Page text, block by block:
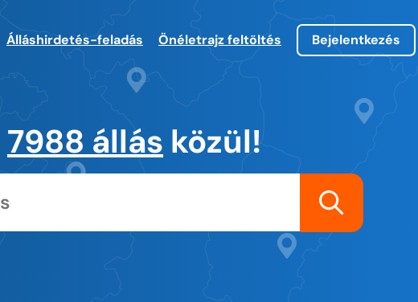
Álláshirdetés-feladás Önéletrajz feltöltés Bejelentkezés
7988 állás közül!